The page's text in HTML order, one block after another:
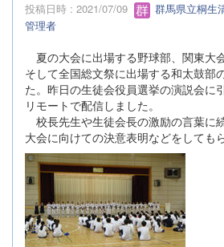
投稿日時 : 2021/07/09
群馬県立桐生
管理者
夏の大会に出場する野球部、関東大
そして全国総文祭に出場する和太鼓部
た。昨日の生徒会役員選挙の演説会に
リモートで配信しました。
校長先生や生徒会長の激励の言葉に
大会に向けての決意表明などをしても